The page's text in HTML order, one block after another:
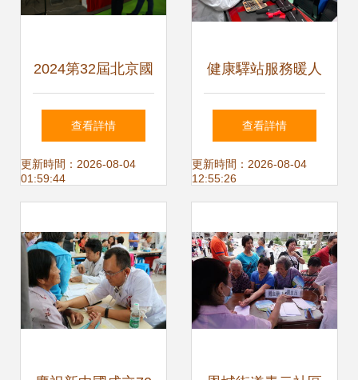
2024第32屆北京國
際健康產業展會 聚
焦健康咨詢服務新
查看詳情
更新時間：2026-08-04
01:59:44
健康驛站服務暖人
心 家門口的義診等
您來
查看詳情
更新時間：2026-08-04
12:55:26